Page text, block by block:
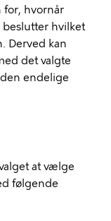
for, hvornår
beslutter hvilket
Derved kan
det valgte
endelige
at vælge
følgende